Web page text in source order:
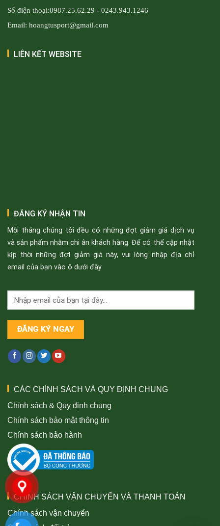
Số điện thoại:0987.25.62.29 - 0243.943.1246
Email: hoangtusport@gmail.com
LIÊN KẾT WEBSITE
ĐĂNG KÝ NHẬN TIN
Mỗi tháng chúng tôi đều có những đợt giảm giá dịch vụ
và sản phẩm nhằm chi ân khách hàng. Để có thể cập nhật
kịp thời những đợt giảm giá này, vui lòng nhập địa chỉ
email của bạn vào ô dưới đây.
CÁC CHÍNH SÁCH VÀ QUY ĐỊNH CHUNG
Chính sách & Quy định chung
Chính sách bảo mật thông tin
Chính sách bảo hành
CHÍNH SÁCH VẬN CHUYỂN VÀ THANH TOÁN
Chính sách vận chuyển